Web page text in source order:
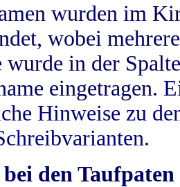
wurden im
wobei
in der
eingetragen.
Hinweise zu
den Taufpaten